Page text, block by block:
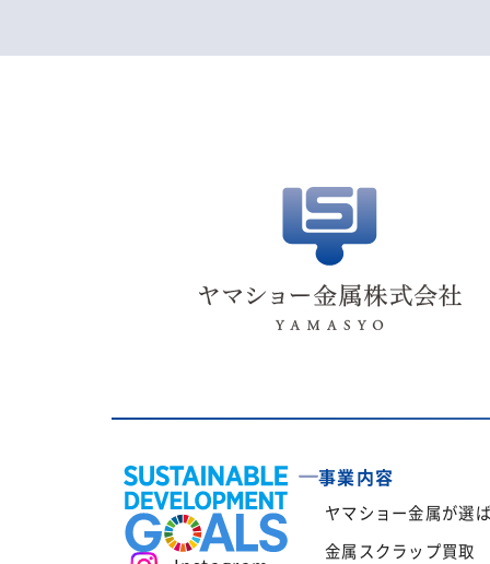
事業内容
ヤマショー金属が選
金属スクラップ買取